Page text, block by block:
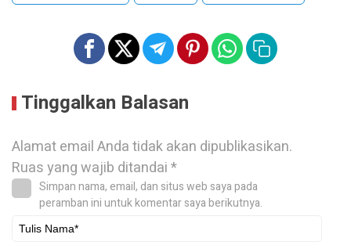
Tinggalkan Balasan
Alamat email Anda tidak akan dipublikasikan.
Ruas yang wajib ditandai*
Simpan nama, email, dan situs web saya pada
peramban ini untuk komentar saya berikutnya.